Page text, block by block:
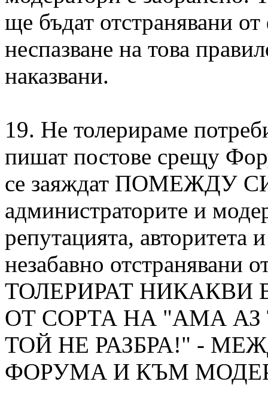
ще бъдат отстранявани
неспазване на това
наказвани.
19. Не толерираме
пишат постове срещу
се заяждат ПОМЕЖДУ
администраторите и
репутацията,
незабавно
ТОЛЕРИРАТ НИКАКВИ
ОТ СОРТА НА "АМА
ТОЙ НЕ РАЗБРА!" -
ФОРУМА И КЪМ